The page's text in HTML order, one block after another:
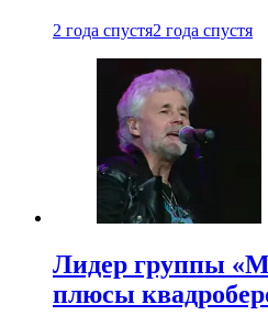
2 года спустя2 года спустя
Лидер группы
плюсы